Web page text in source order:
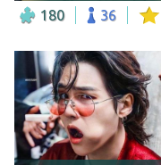
180 36